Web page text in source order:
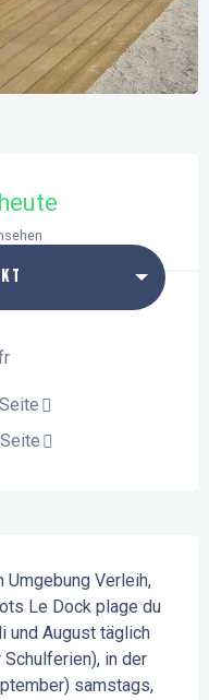
Verleih,
Le Dock plage du
und August täglich
in der
samstags,